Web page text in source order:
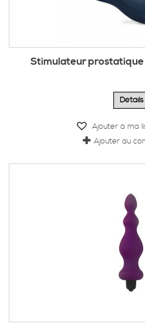
Stimulateur prostatique
Détails
Ajouter à ma
Ajouter au